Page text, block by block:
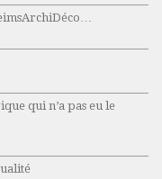
qui n’a pas eu le